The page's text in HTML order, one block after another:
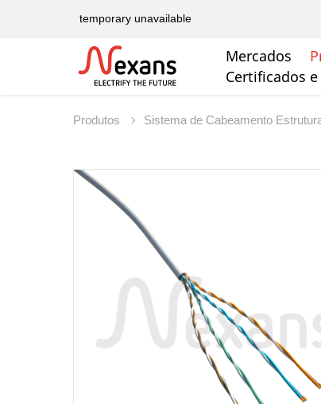
temporary unavailable
Mercados
Certificados
Produtos Sistema de Cabeamento